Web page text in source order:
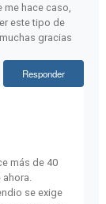
me hace caso,
este tipo de
gracias
Responder
más de 40
se exige